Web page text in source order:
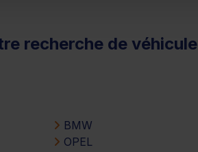
recherche de véhicule
BMW
OPEL